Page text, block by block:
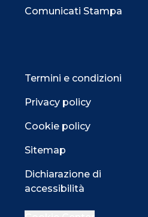
Comunicati Stampa
Termini e condizioni
Privacy policy
Cookie policy
Sitemap
Dichiarazione di
accessibilità